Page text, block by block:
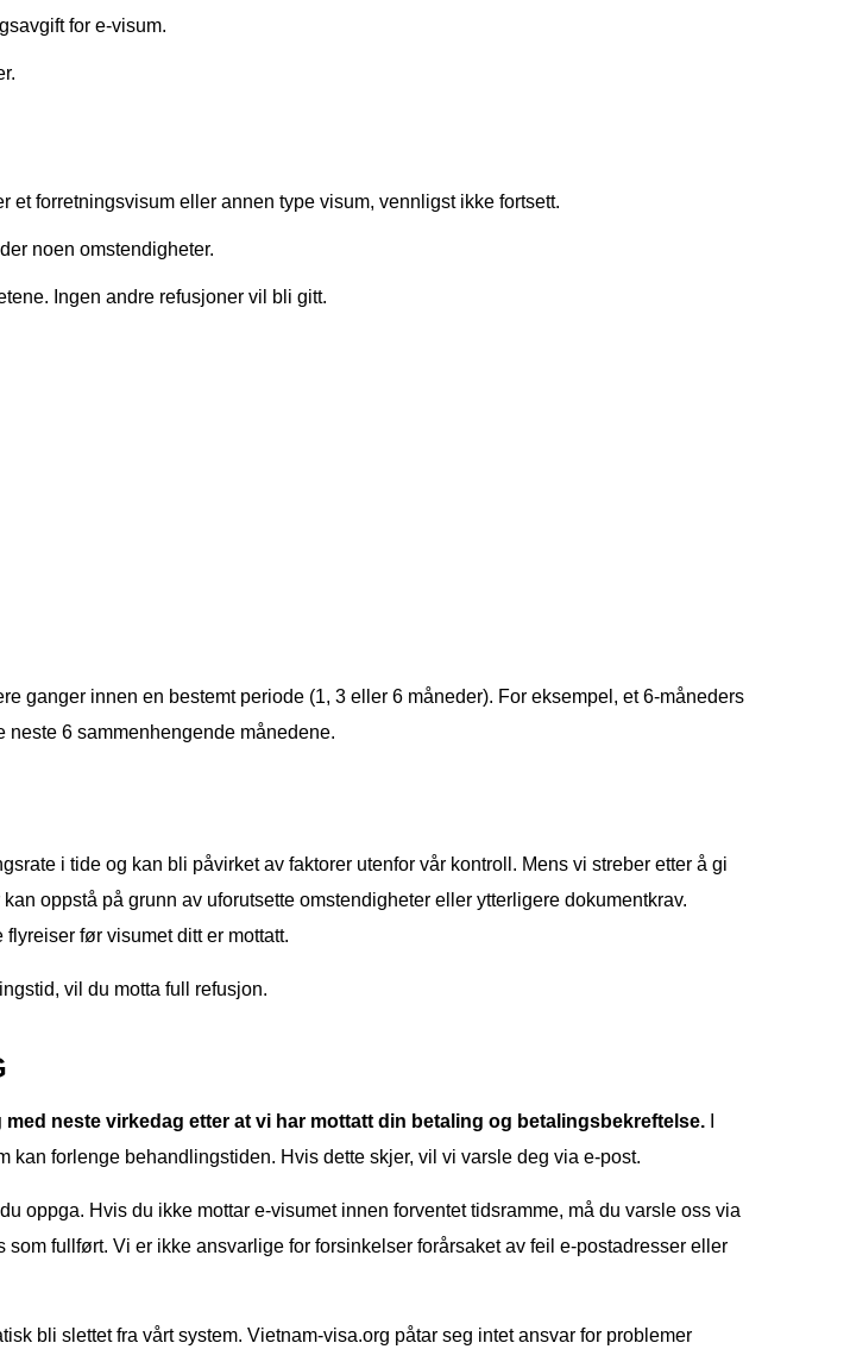
for e-visum.
et forretningsvisum eller annen type visum, vennligst ikke fortsett.
noen omstendigheter.
Ingen andre refusjoner vil bli gitt.
ganger innen en bestemt periode (1, 3 eller 6 måneder). For eksempel, et 6-måneders
neste 6 sammenhengende månedene.
i tide og kan bli påvirket av faktorer utenfor vår kontroll. Mens vi streber etter å gi
oppstå på grunn av uforutsette omstendigheter eller ytterligere dokumentkrav.
før visumet ditt er mottatt.
vil du motta full refusjon.
med neste virkedag etter at vi har mottatt din betaling og betalingsbekreftelse.
forlenge behandlingstiden. Hvis dette skjer, vil vi varsle deg via e-post.
oppga. Hvis du ikke mottar e-visumet innen forventet tidsramme, må du varsle oss via
fullført. Vi er ikke ansvarlige for forsinkelser forårsaket av feil e-postadresser eller
bli slettet fra vårt system. Vietnam-visa.org påtar seg intet ansvar for problemer